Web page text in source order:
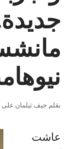
بقلم جيف ثيلمان على
عاشت